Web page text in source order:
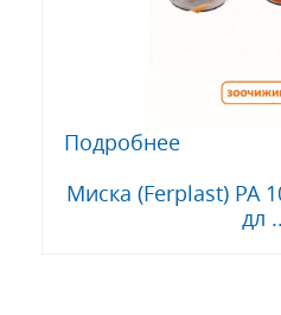
Подробнее
Миска (Ferplast) PA
дл